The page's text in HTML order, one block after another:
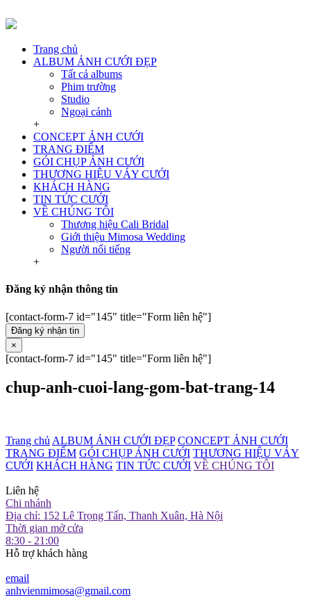
Trang chủ
ALBUM ẢNH CƯỚI ĐẸP
Tất cả albums
Phim trường
Studio
Ngoại cảnh
+
CONCEPT ẢNH CƯỚI
TRANG ĐIỂM
GÓI CHỤP ẢNH CƯỚI
THƯƠNG HIỆU VÁY CƯỚI
KHÁCH HÀNG
TIN TỨC CƯỚI
VỀ CHÚNG TÔI
Thương hiệu Cali Bridal
Giới thiệu Mimosa Wedding
Người nổi tiếng
+
Đăng ký nhận thông tin
[contact-form-7 id="145" title="Form liên hệ"]
Đăng ký nhận tin
×
[contact-form-7 id="145" title="Form liên hệ"]
chup-anh-cuoi-lang-gom-bat-trang-14
Trang chủ ALBUM ẢNH CƯỚI ĐẸP CONCEPT ẢNH CƯỚI
TRANG ĐIỂM GÓI CHỤP ẢNH CƯỚI THƯƠNG HIỆU VÁY
CƯỚI KHÁCH HÀNG TIN TỨC CƯỚI VỀ CHÚNG TÔI
Liên hệ
Chi nhánh
Địa chỉ: 152 Lê Trọng Tấn, Thanh Xuân, Hà Nội
Thời gian mở cửa
8:30 - 21:00
Hỗ trợ khách hàng
email
anhvienmimosa@gmail.com